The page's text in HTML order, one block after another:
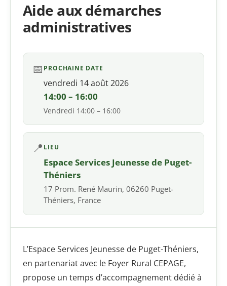
Aide aux démarches
administratives
📅 PROCHAINE DATE
vendredi 14 août 2026
14:00 – 16:00
Vendredi 14:00 – 16:00
📍 LIEU
Espace Services Jeunesse de Puget-
Théniers
17 Prom. René Maurin, 06260 Puget-
Théniers, France
L’Espace Services Jeunesse de Puget-Théniers,
en partenariat avec le Foyer Rural CEPAGE,
propose un temps d’accompagnement dédié à